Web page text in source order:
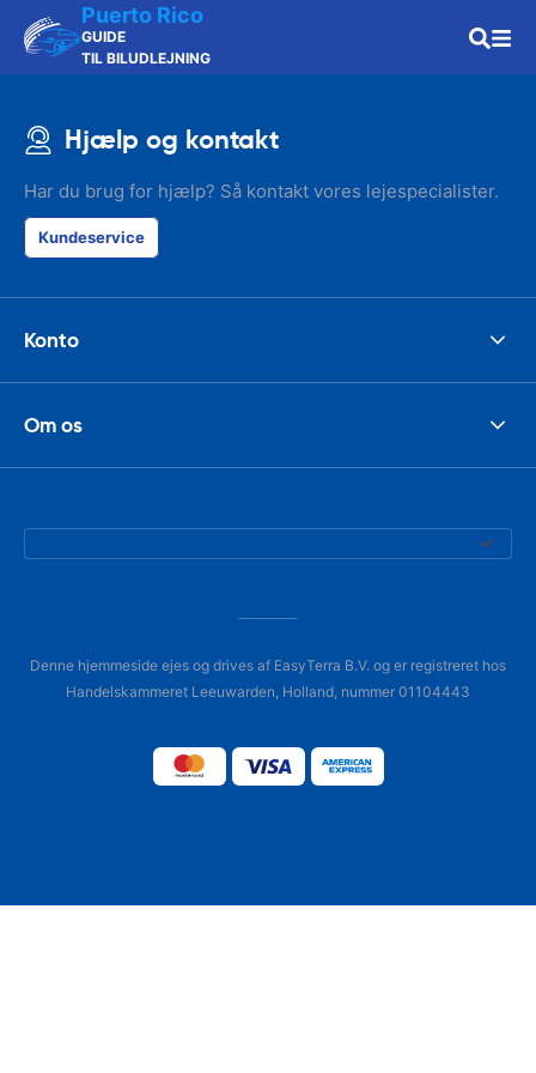
Puerto Rico
GUIDE
TIL BILUDLEJNING
Hjælp og kontakt
Har du brug for hjælp? Så kontakt vores lejespecialister.
Kundeservice
Konto
Om os
Denne hjemmeside ejes og drives af EasyTerra B.V. og er registreret hos
Handelskammeret Leeuwarden, Holland, nummer 01104443